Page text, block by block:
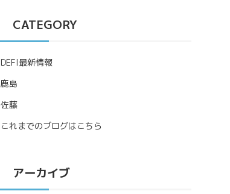
CATEGORY
DEFI最新情報
鹿島
佐藤
これまでのブログはこちら
アーカイブ